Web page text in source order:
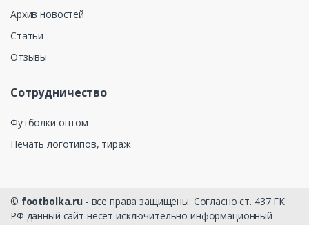
Архив новостей
Статьи
Отзывы
Сотрудничество
Футболки оптом
Печать логотипов, тираж
© footbolka.ru - все права защищены. Согласно ст. 437 ГК
РФ данный сайт несет исключительно информационный